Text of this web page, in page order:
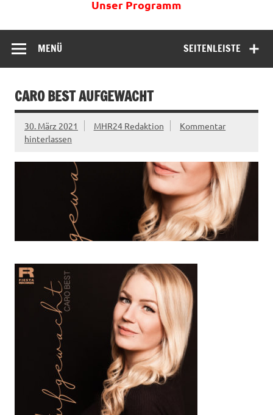
Unser Programm
SEITENLEISTE
MENÜ
CARO BEST AUFGEWACHT
30. März 2021 MHR24 Redaktion
Kommentar
hinterlassen